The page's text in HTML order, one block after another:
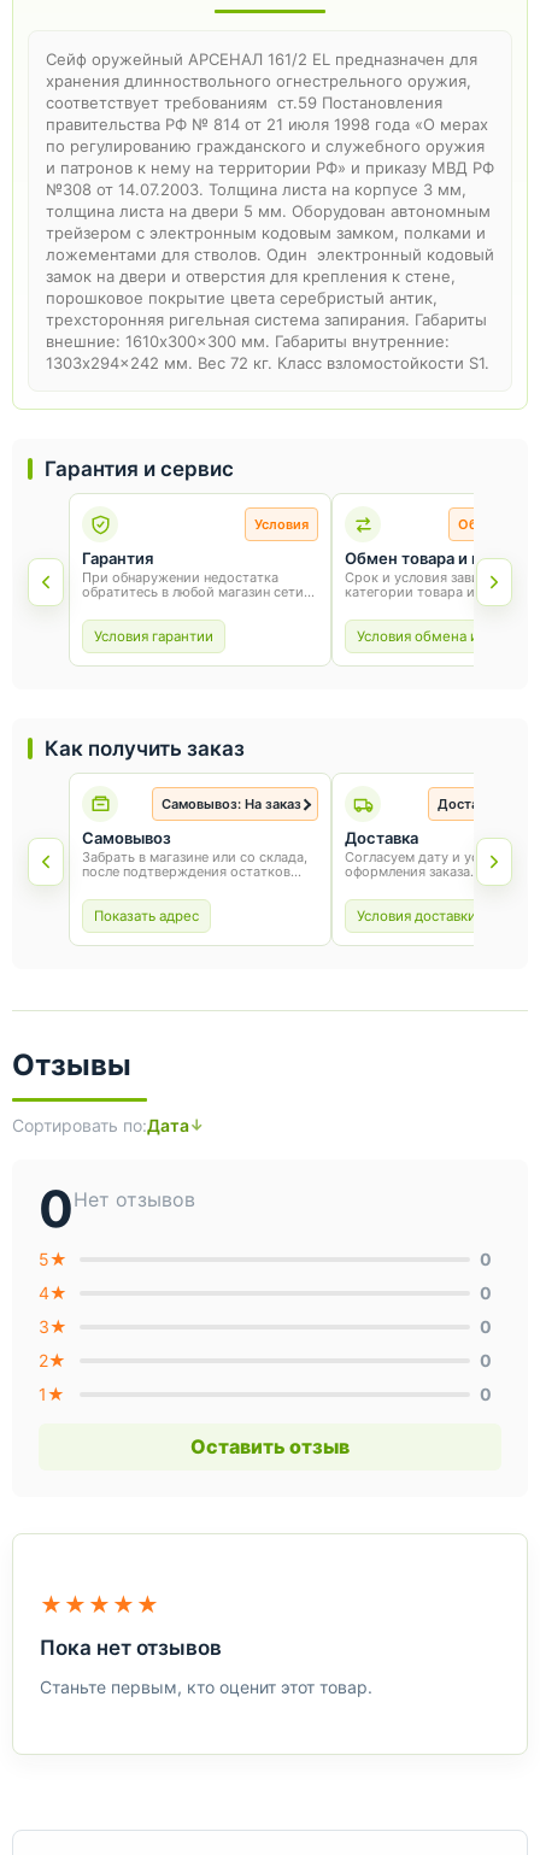
Гарантия и сервис
Условия
Гарантия
При обнаружении недостатка
обратитесь в любой магазин сети
от товара и соблюдения правил
эксплуатации.
Условия гарантии
Обмен и
Обмен товара и возврат
Срок и условия зависят от
категории товара и способа
покупки. Для обмена или
сохраните товарный вид,
и чек.
Условия обмена и
Сейф оружейный АРСЕНАЛ 161/2 EL предназначен для
хранения длинноствольного огнестрельного оружия,
соответствует требованиям ст.59 Постановления
правительства РФ № 814 от 21 июля 1998 года «О мерах
по регулированию гражданского и служебного оружия
и патронов к нему на территории РФ» и приказу МВД РФ
№308 от 14.07.2003. Толщина листа на корпусе 3 мм,
толщина листа на двери 5 мм. Оборудован автономным
трейзером с электронным кодовым замком, полками и
ложементами для стволов. Один электронный кодовый
замок на двери и отверстия для крепления к стене,
порошковое покрытие цвета серебристый антик,
трехсторонняя ригельная система запирания. Габариты
внешние: 1610x300x300 мм. Габариты внутренние:
1303x294x242 мм. Вес 72 кг. Класс взломостойкости S1.
Как получить заказ
Самовывоз: На заказ
Самовывоз
Забрать в магазине или со склада,
после подтверждения остатков
Показать адрес
Доставка: На
Доставка
Согласуем дату и условия
оформления заказа.
Условия доставки
Отзывы
Сортировать по:Дата
0Нет отзывов
5★
0
4★
0
3★
0
2★
0
1★
0
Оставить отзыв
★★★★★
Пока нет отзывов
Станьте первым, кто оценит этот товар.